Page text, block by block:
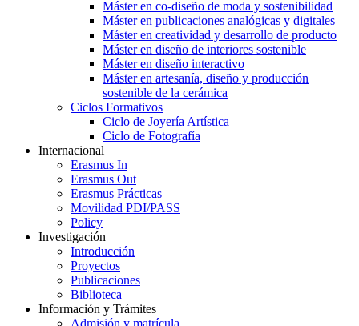
Máster en co-diseño de moda y sostenibilidad
Máster en publicaciones analógicas y digitales
Máster en creatividad y desarrollo de producto
Máster en diseño de interiores sostenible
Máster en diseño interactivo
Máster en artesanía, diseño y producción
sostenible de la cerámica
Ciclos Formativos
Ciclo de Joyería Artística
Ciclo de Fotografía
Internacional
Erasmus In
Erasmus Out
Erasmus Prácticas
Movilidad PDI/PASS
Policy
Investigación
Introducción
Proyectos
Publicaciones
Biblioteca
Información y Trámites
Admisión y matrícula